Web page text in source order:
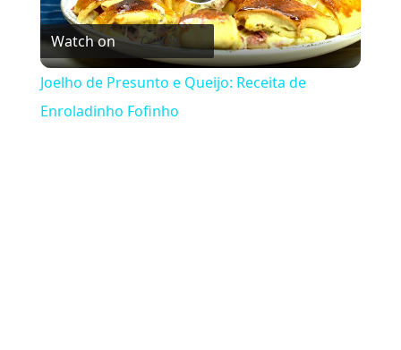
Watch on
Joelho de Presunto e Queijo: Receita de
Enroladinho Fofinho